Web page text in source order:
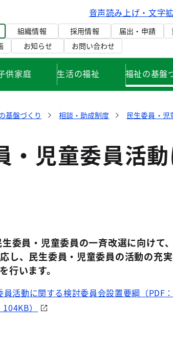
音声読み上げ・文字
組織情報 採用情報 届出・申請
お知らせ お問い合わせ
供家庭 生活の福祉 福祉の基盤
基盤づくり 相談・助成制度 民生委員・児
・児童委員活
委員・児童委員の一斉改選に向けて
し、民生委員・児童委員の活動の充
行います。
活動に関する検討委員会設置要綱（PDF：
）